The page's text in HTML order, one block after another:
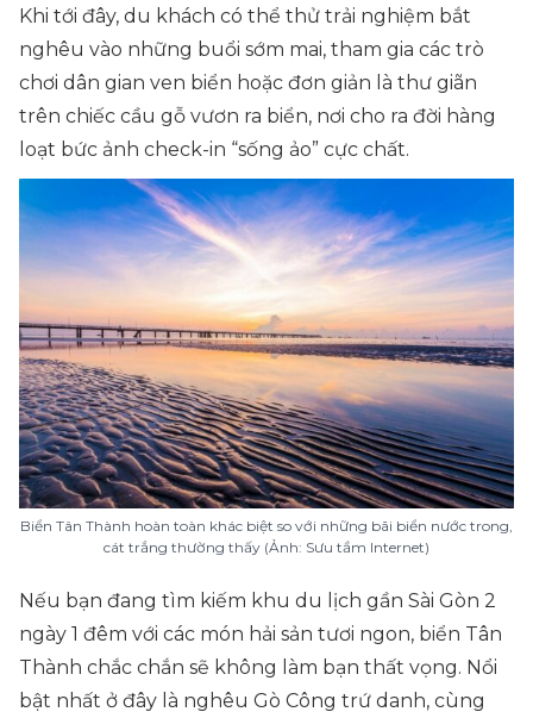
Khi tới đây, du khách có thể thử trải nghiệm bắt
nghêu vào những buổi sớm mai, tham gia các trò
chơi dân gian ven biển hoặc đơn giản là thư giãn
trên chiếc cầu gỗ vươn ra biển, nơi cho ra đời hàng
loạt bức ảnh check-in “sống ảo” cực chất.
Biển Tân Thành hoàn toàn khác biệt so với những bãi biển nước trong,
cát trắng thường thấy (Ảnh: Sưu tầm Internet)
Nếu bạn đang tìm kiếm khu du lịch gần Sài Gòn 2
ngày 1 đêm với các món hải sản tươi ngon, biển Tân
Thành chắc chắn sẽ không làm bạn thất vọng. Nổi
bật nhất ở đây là nghêu Gò Công trứ danh, cùng